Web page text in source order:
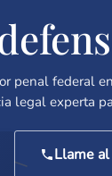
penal federal
legal experta
Llame